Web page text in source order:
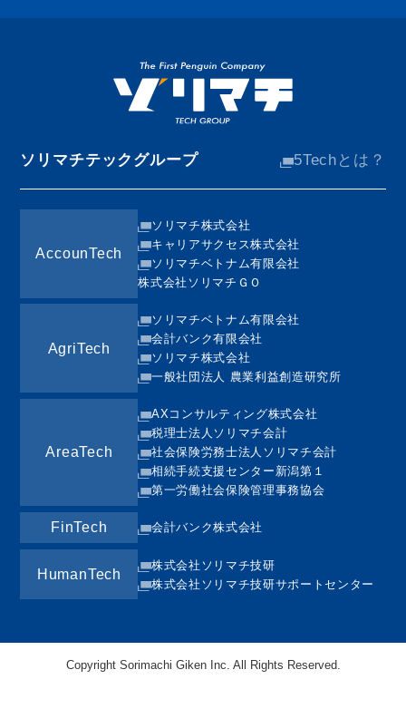
ソリマチテックグループ 5Techとは？
AccounTech
ソリマチ株式会社
キャリアサクセス株式会社
ソリマチベトナム有限会社
株式会社ソリマチＧＯ
AgriTech
ソリマチベトナム有限会社
会計バンク有限会社
ソリマチ株式会社
一般社団法人 農業利益創造研究所
AreaTech
AXコンサルティング株式会社
税理士法人ソリマチ会計
社会保険労務士法人ソリマチ会計
相続手続支援センター新潟第１
第一労働社会保険管理事務協会
FinTech 会計バンク株式会社
HumanTech
株式会社ソリマチ技研
株式会社ソリマチ技研サポートセンター
Copyright Sorimachi Giken Inc. All Rights Reserved.